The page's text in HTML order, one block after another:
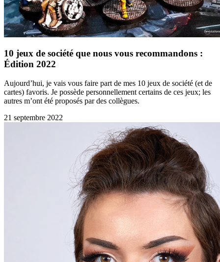
10 jeux de société que nous vous recommandons :
Édition 2022
Aujourd’hui, je vais vous faire part de mes 10 jeux de société (et de
cartes) favoris. Je possède personnellement certains de ces jeux; les
autres m’ont été proposés par des collègues.
21 septembre 2022